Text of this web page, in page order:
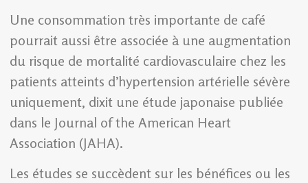
Une consommation très importante de café
pourrait aussi être associée à une augmentation
du risque de mortalité cardiovasculaire chez les
patients atteints d’hypertension artérielle sévère
uniquement, dixit une étude japonaise publiée
dans le Journal of the American Heart
Association (JAHA).
Les études se succèdent sur les bénéfices ou les